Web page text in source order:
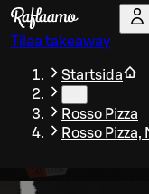
Gå till huvudinnehållet
Tilaa takeaway
Startsida
Rosso Pizza
Rosso Pizza,